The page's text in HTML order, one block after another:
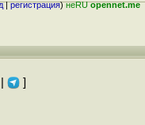
|регистрация)неRUopennet.me
]